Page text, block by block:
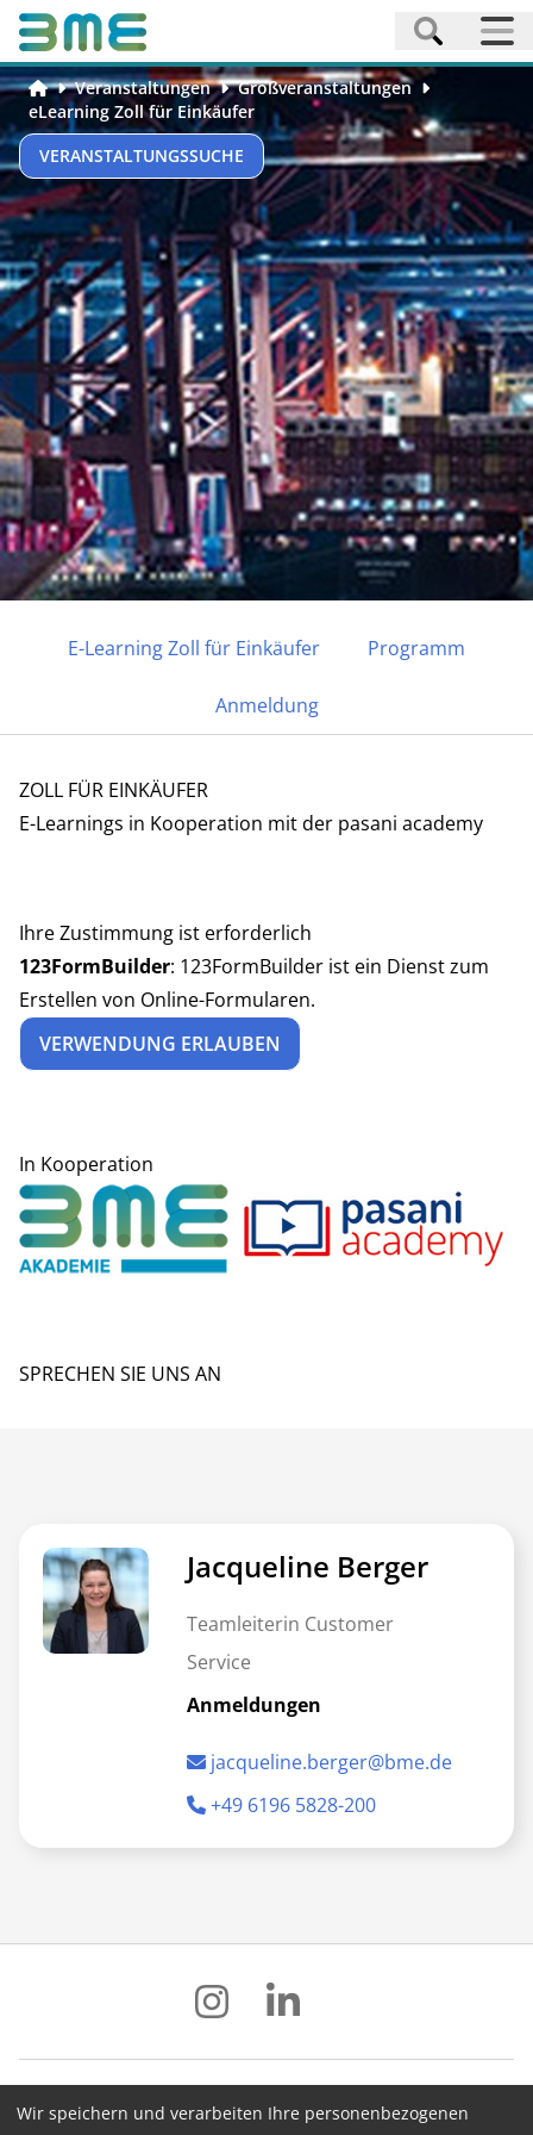
Veranstaltungen
Großveranstaltungen
eLearning Zoll für Einkäufer
VERANSTALTUNGSSUCHE
6 ONLINE-KURSE IN EIGENEM TEMPO | EINZELN
Zoll für Einkäufer
PROGRAMM
E-Learning Zoll für Einkäufer Programm
Anmeldung
ZOLL FÜR EINKÄUFER
E-Learnings in Kooperation mit der pasani academy
Ihre Zustimmung ist erforderlich
123FormBuilder: 123FormBuilder ist ein Dienst zum
Erstellen von Online-Formularen.
VERWENDUNG ERLAUBEN
In Kooperation
SPRECHEN SIE UNS AN
Jacqueline Berger
Teamleiterin Customer
Service
Anmeldungen
jacqueline.berger@bme.de
+49 6196 5828-200
Impressum Datenschutz AGB
Wir speichern und verarbeiten Ihre personenbezogenen